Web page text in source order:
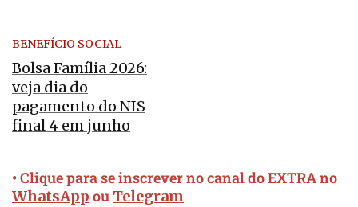
BENEFÍCIO SOCIAL
Bolsa Família 2026:
veja dia do
pagamento do NIS
final 4 em junho
• Clique para se inscrever no canal do EXTRA no
WhatsApp ou Telegram